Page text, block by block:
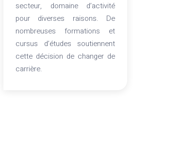
secteur, domaine d’activité
pour diverses raisons. De
nombreuses formations et
cursus d’études soutiennent
cette décision de changer de
carrière.